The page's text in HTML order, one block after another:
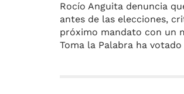
Rocío Anguita denuncia
antes de las elecciones,
próximo mandato con un
Toma la Palabra ha